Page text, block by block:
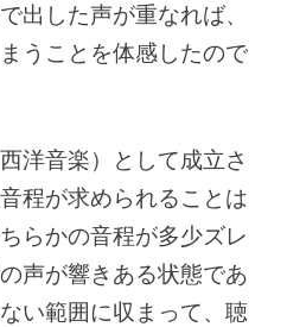
出した声が重なれば、
うことを体感したので
洋音楽）として成立さ
程が求められることは
らかの音程が多少ズレ
声が響きある状態であ
い範囲に収まって、聴